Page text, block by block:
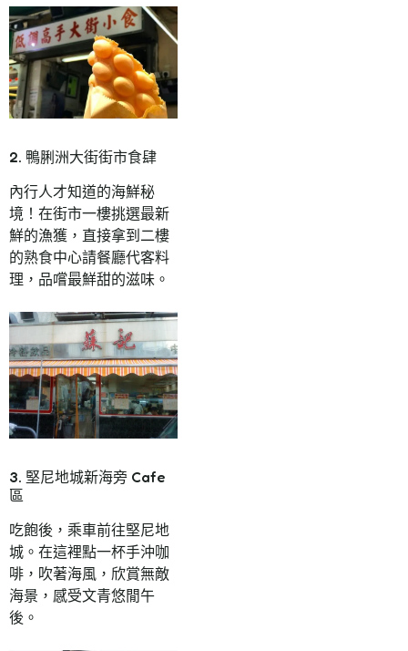
2. 鴨脷洲大街街市食肆
內行人才知道的海鮮秘
境！在街市一樓挑選最新
鮮的漁獲，直接拿到二樓
的熟食中心請餐廳代客料
理，品嚐最鮮甜的滋味。
3. 堅尼地城新海旁 Cafe
區
吃飽後，乘車前往堅尼地
城。在這裡點一杯手沖咖
啡，吹著海風，欣賞無敵
海景，感受文青悠閒午
後。